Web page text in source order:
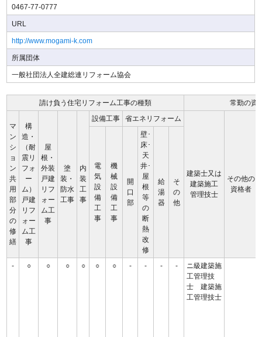
0467-77-0777
URL
http://www.mogami-k.com
所属団体
一般社団法人全建総連リフォーム協会
請け負う住宅リフォーム工事の種類 常勤の資
マ
ン
シ
ョ
ン
共
用
部
分
の
修
繕
構
造・
（耐
震リ
フォ
ー
ム）
戸建
リフ
ォー
ム工
事
屋
根・
外装
戸建
リフ
ォー
ム工
事
塗
装・
防水
工事
内
装
工
事
設備工事 省エネリフォーム
建築士又は
建築施工
管理技士
その他の
資格者
電
気
設
備
工
事
機
械
設
備
工
事
開
口
部
壁･
床･
天
井･
屋
根
等
の
断
熱
改
修
給
湯
器
そ
の
他
- ○ ○ ○ ○ ○ ○ - - - -
ニ級建築施
工管理技
士 建築施
工管理技士